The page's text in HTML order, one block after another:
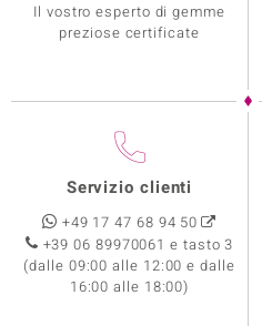
Il vostro esperto di gemme
preziose certificate
Servizio clienti
+49 17 47 68 94 50
+39 06 89970061 e tasto 3
(dalle 09:00 alle 12:00 e dalle
16:00 alle 18:00)